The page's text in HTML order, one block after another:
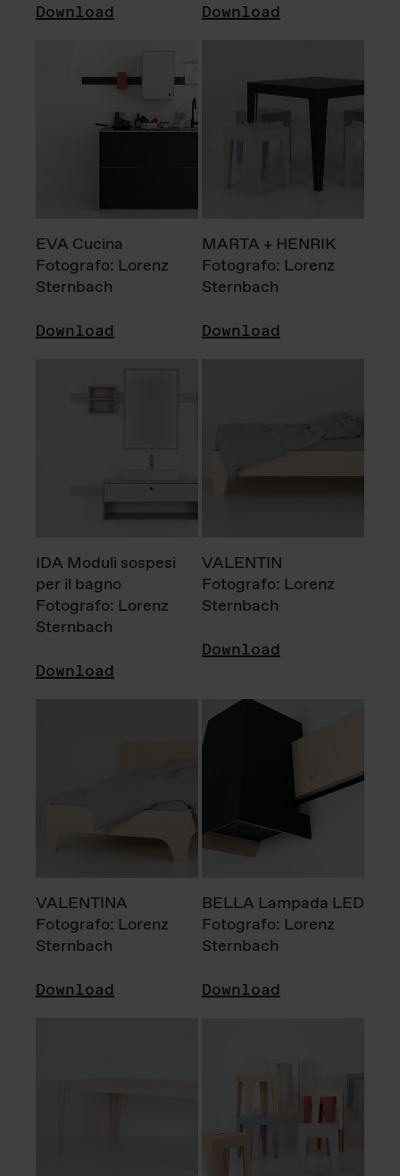
Download Download
EVA Cucina
Fotografo: Lorenz
Sternbach
Download
MARTA + HENRIK
Fotografo: Lorenz
Sternbach
Download
IDA Moduli sospesi
per il bagno
Fotografo: Lorenz
Sternbach
Download
VALENTIN
Fotografo: Lorenz
Sternbach
Download
VALENTINA
Fotografo: Lorenz
Sternbach
Download
BELLA Lampada LED
Fotografo: Lorenz
Sternbach
Download